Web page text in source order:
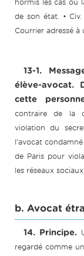
hormis les cas où
de son état. •
Courrier adressé à
13-1.
élève-avocat.
cette
contraire de la
violation du
l’avocat
de Paris pour
les réseaux
b. Avocat
14. Principe.
regardé comme